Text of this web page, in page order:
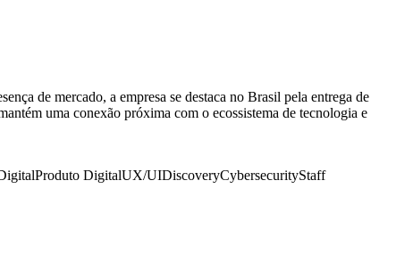
de mercado, a empresa se destaca no Brasil pela entrega de
uma conexão próxima com o ecossistema de tecnologia e
Produto DigitalUX/UIDiscoveryCybersecurityStaff